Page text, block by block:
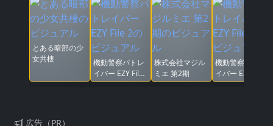
とある暗部の少
女共棲
機動警察パトレ
イバー EZY File
2
株式会社マジル
ミエ 第2期
機動警察パトレ
イバー EZY File
1
広告（PR）